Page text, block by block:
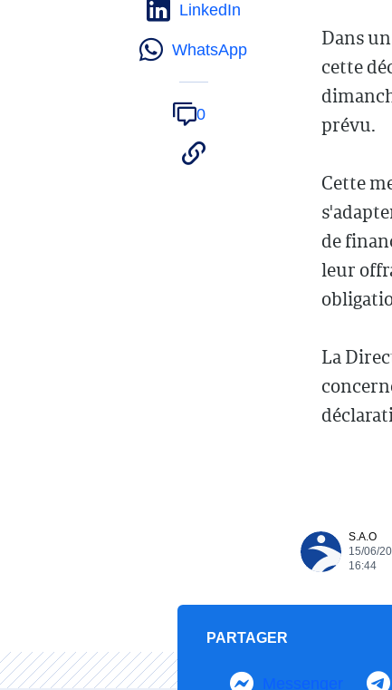
Dans
cette
prévu.
Cette
de
leur
La
LinkedIn
WhatsApp
0
S.A.O
15/06/
16:44
PARTAGER
Messenger